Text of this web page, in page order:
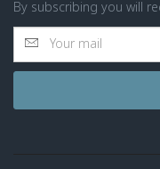
By subscribing you will